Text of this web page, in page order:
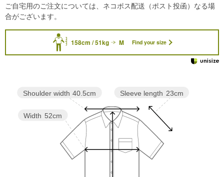
158cm / 51kg M Find your size
Sleeve length 23cm
Width 52cm
Shoulder width 40.5cm
ご自宅用のご注文については、ネコポス配送（ポスト投函）なる場
合がございます。